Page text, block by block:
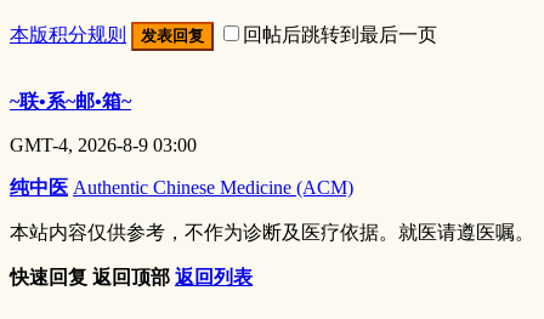
本版积分规则 发表回复 回帖后跳转到最后一页
~联•系~邮•箱~
GMT-4, 2026-8-9 03:00
纯中医 Authentic Chinese Medicine (ACM)
本站内容仅供参考，不作为诊断及医疗依据。就医请遵医嘱。
快速回复 返回顶部 返回列表